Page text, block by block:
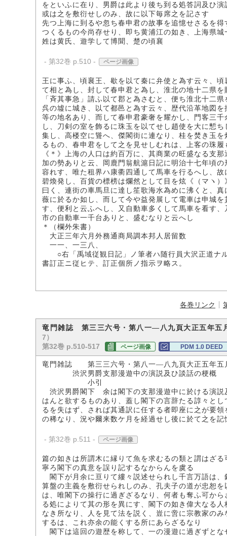
をといふに在り、男爵は此より後ち到る処答詞及ひ
或は之を敷衍せしのみ、故に以下毎席之を記さす
先つ上海に到るや忽ち春申君の故事を追憶せさるを
つくるもの今尚存せり、即ち黄浦江の如き、上海県
姓は黄氏、遊学して博聞、楚の頃襄
- 第32巻 p.510 - ページ画像
王に事ふ、頃襄王、歇を以て秦に弁使と為す云々、
て相と為し、封して春申君と為し、淮北の地十二県
「斉其事急」請ふ以て郡と為さむと、便ち淮北十二
呉の墟に城き、以て都邑と為す云々、歴代沿革地図
等の地名あり、而して春申君豪奢を耀かし、門客三
し、刀剣の室を飾るに珠玉を以てせし趙使を大に慙
集し、高楼空に聳へ、傑閣街に連なり、桂を焚き玉
るもの、春申君をして之を見せしむれは、上客の珠
《＊》上海の人口は約百万に、其商業の旺盛なる支
加の勢ありと云、岡鹿門翁航滬日記に明治十七年頃
容れす、唯た租界ハ康衢四通して馬車を行るへし、
碧煥発し、百貨の標榜は爛然として目を炫《（マヽ
曰く、連街の車馬旦に達し笙歌海水為めに沸くと、
薇に於るか如し、而して今や益発展して電車は申城
す、便利と云ふへし、又自動車多くして馬車を看す
市の自動車一千台ありと、盛むなりと云へし
＊（欄外朱書）
大正三年六月外務通商局調本邦人居留数
一一、一三八、
○右「禹域従観日記」ノ筆者ハ随行員大沢正道ナ
書訂正ニ従ヒテ、訂正個所ノ指示ヲ略ス。
各巻リンク
竜門雑誌 第三三六号・第八一―八九頁大正五年五
7）
第32巻 p.510-517
ページ画像 PDM 1.0 DEED
竜門雑誌 第三三六号・第八一―八九頁大正五年五
渋沢男爵支那漫遊中の演説及ひ談話の梗概
小引
渋沢男爵閣下 余は閣下の支那漫遊中に於ける演説
はんと欲するものあり、蓋し閣下の言辞たる諄々と
るを失はず、されば其通訳に任する者即座に之が要
の稀なり、況や爾来数ケ月を経過せし後に於て之を
- 第32巻 p.511 - ページ画像
篇の如きは所謂木に縁りて魚を求むるの類と謂はざ
寧ろ閣下の真意を誤り記するなからんを虞る
閣下が月余に亘りて縷々説述せられし千言万語は
算盤の主義を敷衍せられしのみ、孔夫子の道が忠恕
は、唯閣下の操行に過ぎざるなり、何者も奪ふ可か
る処によりて其の形を異にす、閣下の如き偉大なる
なき所なり、人を見て法を説く、豈に啻に宗教家の
するは、これ亦余の能くする所にあらざるなり
閣下は這回の遊歴を称して、一の漫遊に過ぎずと